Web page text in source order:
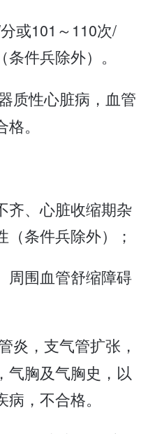
或101～110次/
件兵除外）。
质性心脏病，血管
。
齐、心脏收缩期杂
条件兵除外）；
周围血管舒缩障碍
炎，支气管扩张，
气胸及气胸史，以
，不合格。